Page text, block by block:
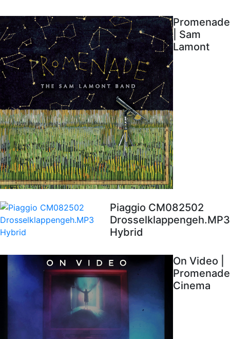
Promenade
| Sam
Lamont
Piaggio CM082502
Drosselklappengeh.MP3
Hybrid
On Video |
Promenade
Cinema